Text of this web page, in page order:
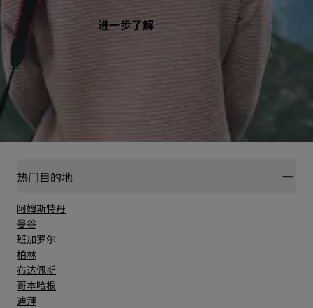
进一步了解
热门目的地
阿姆斯特丹
曼谷
班加罗尔
柏林
布达佩斯
哥本哈根
迪拜